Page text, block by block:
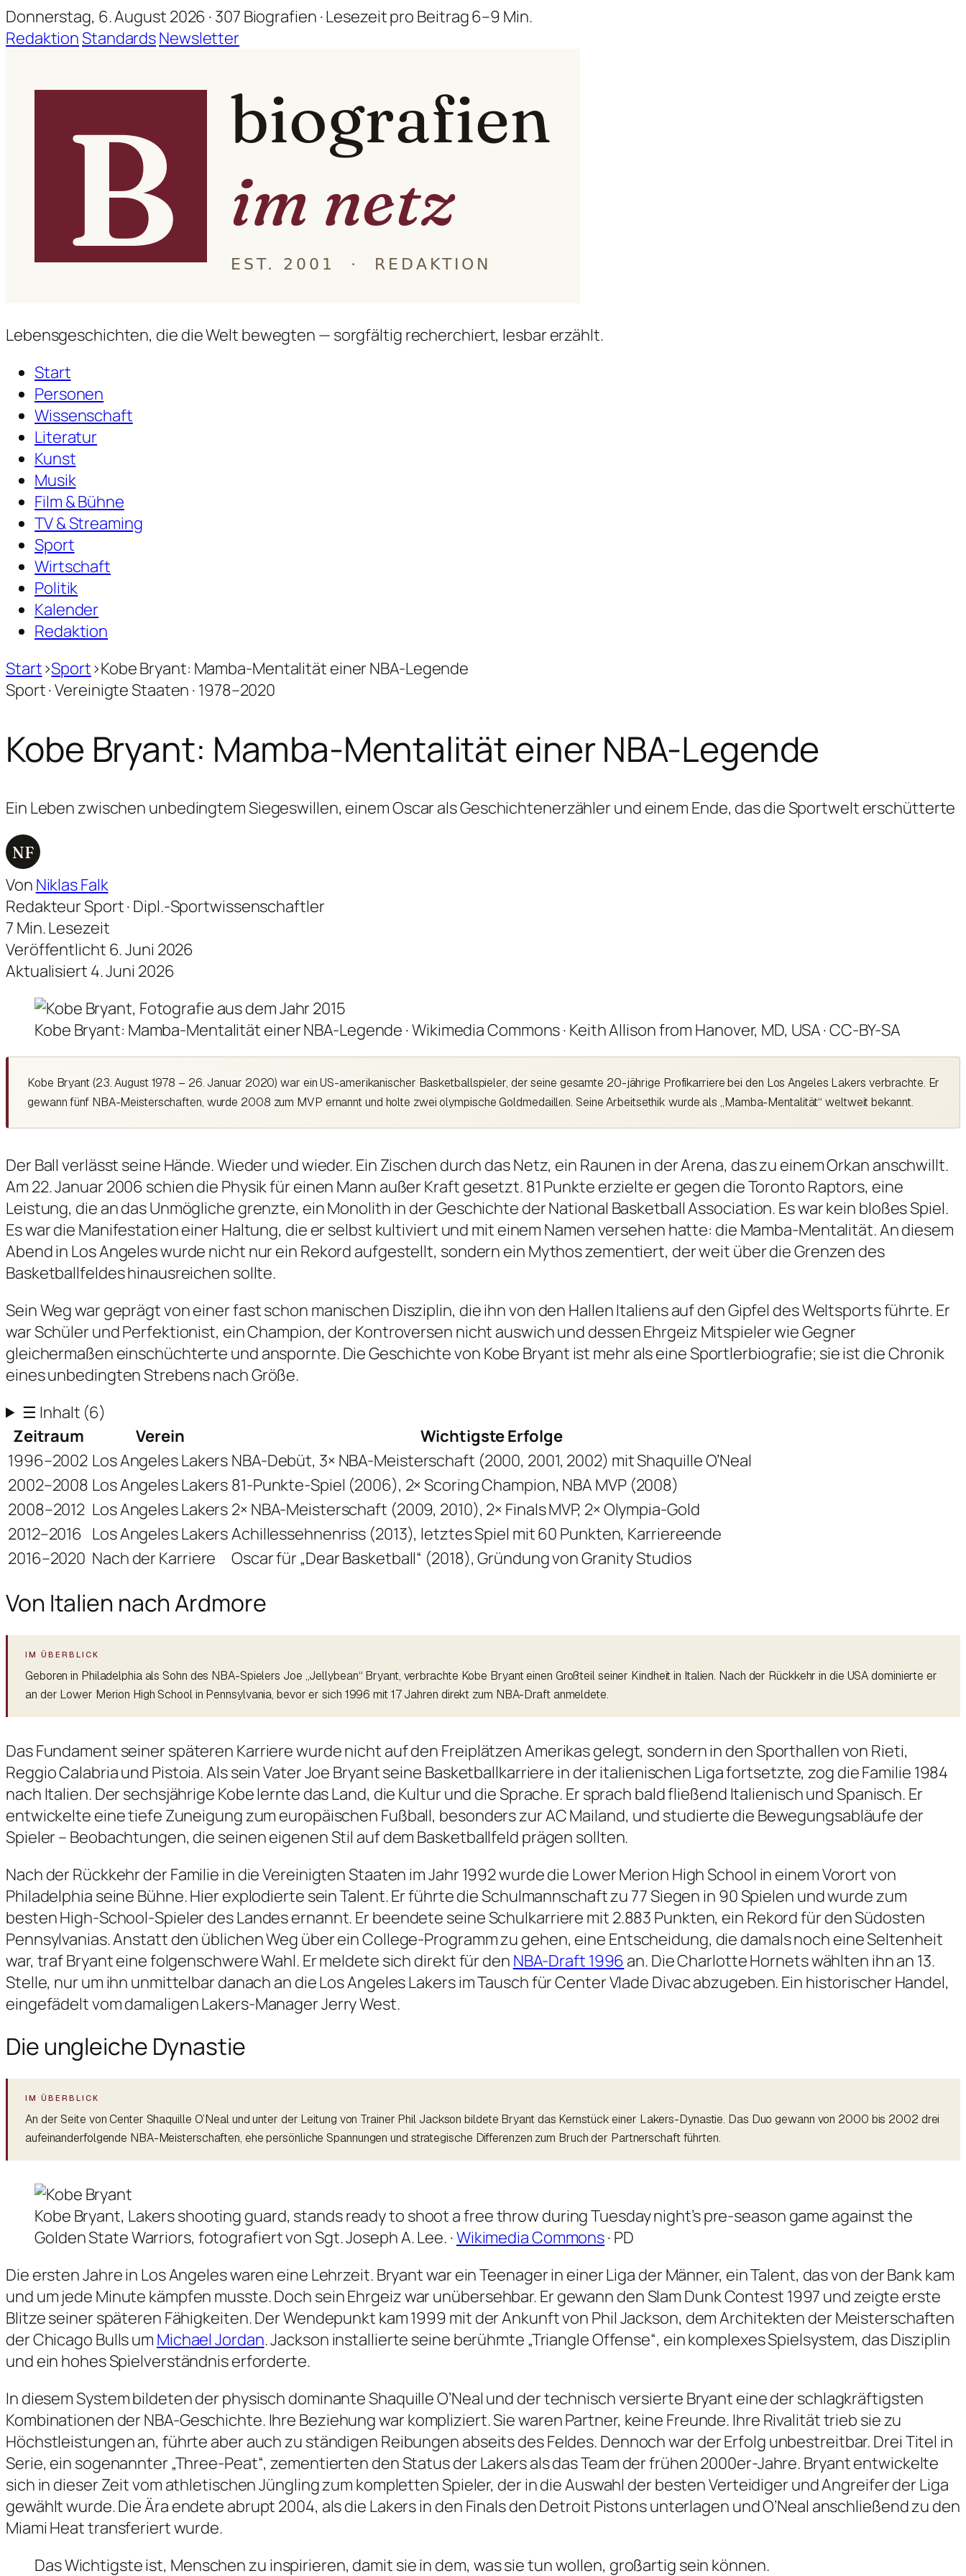
Donnerstag, 6. August 2026 · 307 Biografien · Lesezeit pro Beitrag 6–9 Min.
RedaktionStandardsNewsletter
Lebensgeschichten, die die Welt bewegten — sorgfältig recherchiert, lesbar erzählt.
Start
Personen
Wissenschaft
Literatur
Kunst
Musik
Film & Bühne
TV & Streaming
Sport
Wirtschaft
Politik
Kalender
Redaktion
Start›Sport›Kobe Bryant: Mamba-Mentalität einer NBA-Legende
Sport · Vereinigte Staaten · 1978–2020
Kobe Bryant: Mamba-Mentalität einer NBA-Legende
Ein Leben zwischen unbedingtem Siegeswillen, einem Oscar als Geschichtenerzähler und einem Ende, das die Sportwelt erschütterte
NF
Von Niklas Falk
Redakteur Sport · Dipl.-Sportwissenschaftler
7 Min. Lesezeit
Veröffentlicht 6. Juni 2026
Aktualisiert 4. Juni 2026
Kobe Bryant: Mamba-Mentalität einer NBA-Legende · Wikimedia Commons · Keith Allison from Hanover, MD, USA · CC-BY-SA
Kobe Bryant (23. August 1978 – 26. Januar 2020) war ein US-amerikanischer Basketballspieler, der seine gesamte 20-jährige Profikarriere bei den Los Angeles Lakers verbrachte. Er
gewann fünf NBA-Meisterschaften, wurde 2008 zum MVP ernannt und holte zwei olympische Goldmedaillen. Seine Arbeitsethik wurde als „Mamba-Mentalität“ weltweit bekannt.
Der Ball verlässt seine Hände. Wieder und wieder. Ein Zischen durch das Netz, ein Raunen in der Arena, das zu einem Orkan anschwillt.
Am 22. Januar 2006 schien die Physik für einen Mann außer Kraft gesetzt. 81 Punkte erzielte er gegen die Toronto Raptors, eine
Leistung, die an das Unmögliche grenzte, ein Monolith in der Geschichte der National Basketball Association. Es war kein bloßes Spiel.
Es war die Manifestation einer Haltung, die er selbst kultiviert und mit einem Namen versehen hatte: die Mamba-Mentalität. An diesem
Abend in Los Angeles wurde nicht nur ein Rekord aufgestellt, sondern ein Mythos zementiert, der weit über die Grenzen des
Basketballfeldes hinausreichen sollte.
Sein Weg war geprägt von einer fast schon manischen Disziplin, die ihn von den Hallen Italiens auf den Gipfel des Weltsports führte. Er
war Schüler und Perfektionist, ein Champion, der Kontroversen nicht auswich und dessen Ehrgeiz Mitspieler wie Gegner
gleichermaßen einschüchterte und anspornte. Die Geschichte von Kobe Bryant ist mehr als eine Sportlerbiografie; sie ist die Chronik
eines unbedingten Strebens nach Größe.
☰ Inhalt (6)
Zeitraum
Verein
Wichtigste Erfolge
1996–2002 Los Angeles Lakers NBA-Debüt, 3× NBA-Meisterschaft (2000, 2001, 2002) mit Shaquille O’Neal
2002–2008 Los Angeles Lakers 81-Punkte-Spiel (2006), 2× Scoring Champion, NBA MVP (2008)
2008–2012 Los Angeles Lakers 2× NBA-Meisterschaft (2009, 2010), 2× Finals MVP, 2× Olympia-Gold
2012–2016 Los Angeles LakersAchillessehnenriss (2013), letztes Spiel mit 60 Punkten, Karriereende
2016–2020 Nach der Karriere Oscar für „Dear Basketball“ (2018), Gründung von Granity Studios
Von Italien nach Ardmore
Geboren in Philadelphia als Sohn des NBA-Spielers Joe „Jellybean“ Bryant, verbrachte Kobe Bryant einen Großteil seiner Kindheit in Italien. Nach der Rückkehr in die USA dominierte er
an der Lower Merion High School in Pennsylvania, bevor er sich 1996 mit 17 Jahren direkt zum NBA-Draft anmeldete.
Das Fundament seiner späteren Karriere wurde nicht auf den Freiplätzen Amerikas gelegt, sondern in den Sporthallen von Rieti,
Reggio Calabria und Pistoia. Als sein Vater Joe Bryant seine Basketballkarriere in der italienischen Liga fortsetzte, zog die Familie 1984
nach Italien. Der sechsjährige Kobe lernte das Land, die Kultur und die Sprache. Er sprach bald fließend Italienisch und Spanisch. Er
entwickelte eine tiefe Zuneigung zum europäischen Fußball, besonders zur AC Mailand, und studierte die Bewegungsabläufe der
Spieler – Beobachtungen, die seinen eigenen Stil auf dem Basketballfeld prägen sollten.
Nach der Rückkehr der Familie in die Vereinigten Staaten im Jahr 1992 wurde die Lower Merion High School in einem Vorort von
Philadelphia seine Bühne. Hier explodierte sein Talent. Er führte die Schulmannschaft zu 77 Siegen in 90 Spielen und wurde zum
besten High-School-Spieler des Landes ernannt. Er beendete seine Schulkarriere mit 2.883 Punkten, ein Rekord für den Südosten
Pennsylvanias. Anstatt den üblichen Weg über ein College-Programm zu gehen, eine Entscheidung, die damals noch eine Seltenheit
war, traf Bryant eine folgenschwere Wahl. Er meldete sich direkt für den NBA-Draft 1996 an. Die Charlotte Hornets wählten ihn an 13.
Stelle, nur um ihn unmittelbar danach an die Los Angeles Lakers im Tausch für Center Vlade Divac abzugeben. Ein historischer Handel,
eingefädelt vom damaligen Lakers-Manager Jerry West.
Die ungleiche Dynastie
An der Seite von Center Shaquille O’Neal und unter der Leitung von Trainer Phil Jackson bildete Bryant das Kernstück einer Lakers-Dynastie. Das Duo gewann von 2000 bis 2002 drei
aufeinanderfolgende NBA-Meisterschaften, ehe persönliche Spannungen und strategische Differenzen zum Bruch der Partnerschaft führten.
Kobe Bryant, Lakers shooting guard, stands ready to shoot a free throw during Tuesday night’s pre-season game against the
Golden State Warriors, fotografiert von Sgt. Joseph A. Lee. ·Wikimedia Commons· PD
Die ersten Jahre in Los Angeles waren eine Lehrzeit. Bryant war ein Teenager in einer Liga der Männer, ein Talent, das von der Bank kam
und um jede Minute kämpfen musste. Doch sein Ehrgeiz war unübersehbar. Er gewann den Slam Dunk Contest 1997 und zeigte erste
Blitze seiner späteren Fähigkeiten. Der Wendepunkt kam 1999 mit der Ankunft von Phil Jackson, dem Architekten der Meisterschaften
der Chicago Bulls um Michael Jordan. Jackson installierte seine berühmte „Triangle Offense“, ein komplexes Spielsystem, das Disziplin
und ein hohes Spielverständnis erforderte.
In diesem System bildeten der physisch dominante Shaquille O’Neal und der technisch versierte Bryant eine der schlagkräftigsten
Kombinationen der NBA-Geschichte. Ihre Beziehung war kompliziert. Sie waren Partner, keine Freunde. Ihre Rivalität trieb sie zu
Höchstleistungen an, führte aber auch zu ständigen Reibungen abseits des Feldes. Dennoch war der Erfolg unbestreitbar. Drei Titel in
Serie, ein sogenannter „Three-Peat“, zementierten den Status der Lakers als das Team der frühen 2000er-Jahre. Bryant entwickelte
sich in dieser Zeit vom athletischen Jüngling zum kompletten Spieler, der in die Auswahl der besten Verteidiger und Angreifer der Liga
gewählt wurde. Die Ära endete abrupt 2004, als die Lakers in den Finals den Detroit Pistons unterlagen und O’Neal anschließend zu den
Miami Heat transferiert wurde.
Das Wichtigste ist, Menschen zu inspirieren, damit sie in dem, was sie tun wollen, großartig sein können.